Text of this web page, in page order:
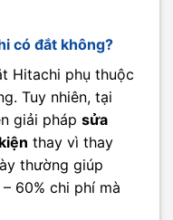
có đắt không?
Hitachi phụ thuộc
Tuy nhiên, tại
giải pháp sửa
thay vì thay
thường giúp
60% chi phí mà